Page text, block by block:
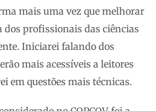
mais uma vez que melhorar
dos profissionais das ciências
Iniciarei falando dos
mais acessíveis a leitores
em questões mais técnicas.